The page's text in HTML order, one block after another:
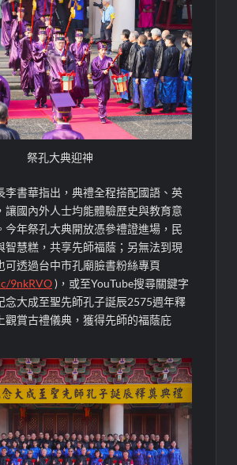
祭孔大典迎神
李書華指出，典禮全程搭配國語、英
讓國內外人士均能體驗歷史與教育意
今年祭孔大典開放憑參禮證進場，民
智慧糕，共享先師福蔭；另無法到現
可透過台中市孔廟臉書粉絲專頁
9nkRVO)，或至YouTube搜尋關鍵字
念大成至聖先師孔子誕辰2575週年釋
觀賞古禮儀典，獲得先師的福蔭庇